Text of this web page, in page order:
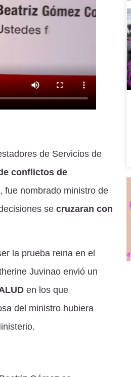
de Servicios de
conflictos de
, fue nombrado ministro de
se cruzaran con
la prueba reina en el
Juvinao envió un
en los que
del ministro hubiera